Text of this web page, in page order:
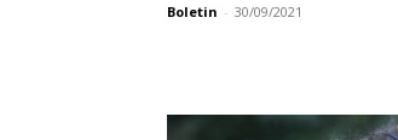
Boletin - 30/09/2021